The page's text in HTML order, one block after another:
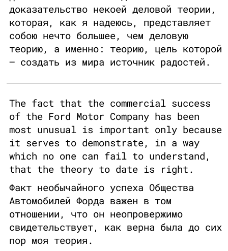
доказательство некоей деловой теории,
которая, как я надеюсь, представляет
собою нечто большее, чем деловую
теорию, а именно: теорию, цель которой
– создать из мира источник радостей.
The fact that the commercial success
of the Ford Motor Company has been
most unusual is important only because
it serves to demonstrate, in a way
which no one can fail to understand,
that the theory to date is right.
Факт необычайного успеха Общества
Автомобилей Форда важен в том
отношении, что он неопровержимо
свидетельствует, как верна была до сих
пор моя теория.